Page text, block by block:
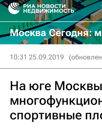
Москва Сегодня:
10:31 25.09.2019
На юге Москвы
спортивные